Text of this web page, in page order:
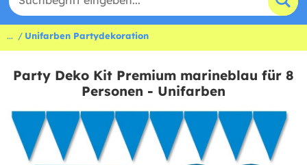
... Unifarben Partydekoration
Party Deko Kit Premium marineblau für 8
Personen - Unifarben